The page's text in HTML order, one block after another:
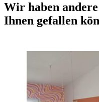
Wir haben
Ihnen gefallen